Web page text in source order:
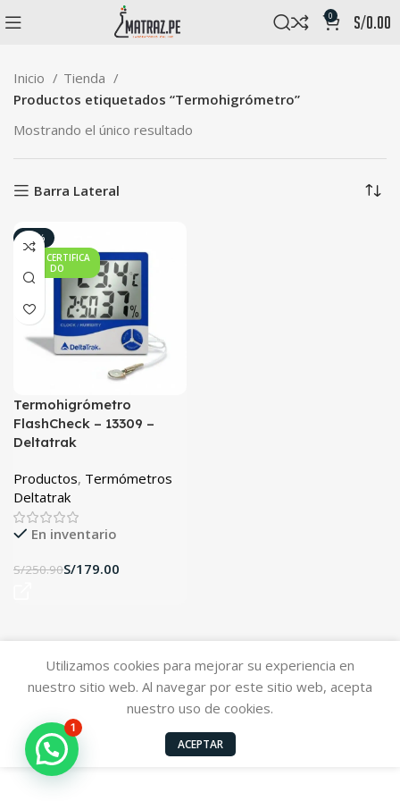
0 s/0.00
Inicio
Tienda
Productos etiquetados “Termohigrómetro”
Mostrando el único resultado
Barra Lateral
-29%
CON CERTIFICA
DO
Termohigrómetro
FlashCheck – 13309 –
Deltatrak
Productos, Termómetros
Deltatrak
En inventario
S/250.90S/179.00
Utilizamos cookies para mejorar su experiencia en
nuestro sitio web. Al navegar por este sitio web, acepta
nuestro uso de cookies.
ACEPTAR
1